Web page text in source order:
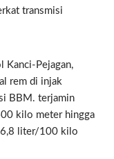
transmisi
Kanci-Pejagan,
rem di injak
BBM. terjamin
kilo meter hingga
6,8 liter/100 kilo